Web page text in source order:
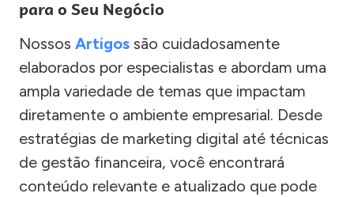
para o Seu Negócio
Nossos Artigos são cuidadosamente
elaborados por especialistas e abordam uma
ampla variedade de temas que impactam
diretamente o ambiente empresarial. Desde
estratégias de marketing digital até técnicas
de gestão financeira, você encontrará
conteúdo relevante e atualizado que pode